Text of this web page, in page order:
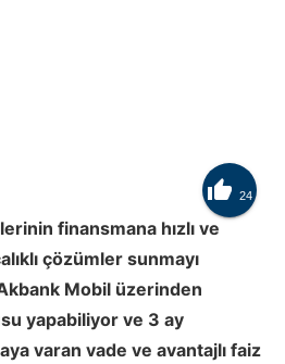
 24
finansmana hızlı ve
çözümler sunmayı
Mobil üzerinden
yapabiliyor ve 3 ay
varan vade ve avantajlı faiz